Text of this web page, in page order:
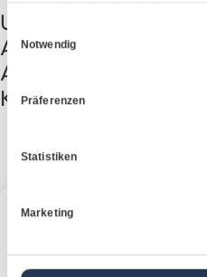
Einwilligungsauswahl
Notwendig
Präferenzen
Statistiken
Marketing
Unser bKV-Experte
Afendulidis berät Sie
Anliegen rund um die
Krankenversicherung.